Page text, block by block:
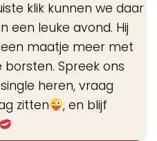
klik kunnen we daar
een leuke avond. Hij
maatje meer met
Spreek ons
heren, vraag
zitten
, en blijf